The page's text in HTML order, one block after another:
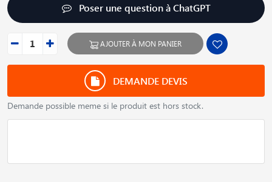
Poser une question à ChatGPT
AJOUTER À MON PANIER
DEMANDE DEVIS
Demande possible meme si le produit est hors stock.